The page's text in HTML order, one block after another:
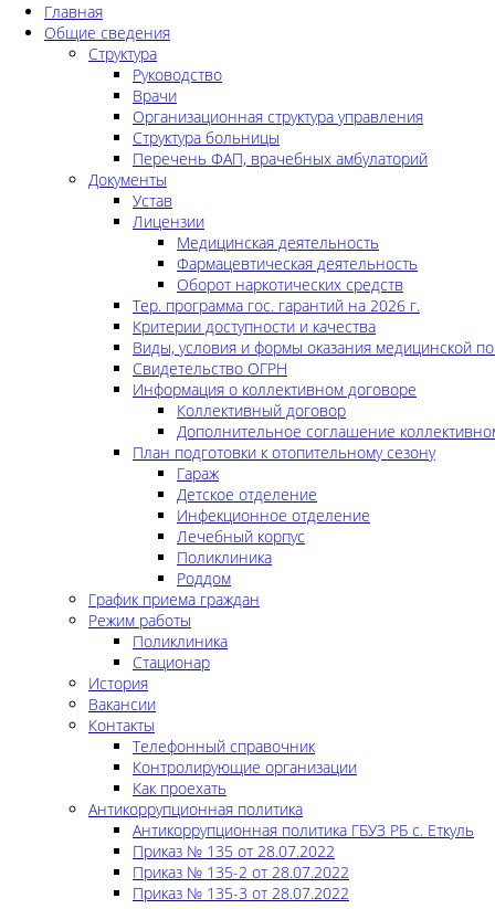
Главная
Общие сведения
Структура
Руководство
Врачи
Организационная структура управления
Структура больницы
Перечень ФАП, врачебных амбулаторий
Документы
Устав
Лицензии
Медицинская деятельность
Фармацевтическая деятельность
Оборот наркотических средств
Тер. программа гос. гарантий на 2026 г.
Критерии доступности и качества
Виды, условия и формы оказания медицинской
Свидетельство ОГРН
Информация о коллективном договоре
Коллективный договор
Дополнительное соглашение
План подготовки к отопительному сезону
Гараж
Детское отделение
Инфекционное отделение
Лечебный корпус
Поликлиника
Роддом
График приема граждан
Режим работы
Поликлиника
Стационар
История
Вакансии
Контакты
Телефонный справочник
Контролирующие организации
Как проехать
Антикоррупционная политика
Антикоррупционная политика ГБУЗ РБ с. Еткуль
Приказ № 135 от 28.07.2022
Приказ № 135-2 от 28.07.2022
Приказ № 135-3 от 28.07.2022